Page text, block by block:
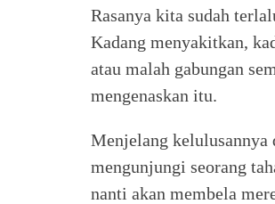
Rasanya kita sudah
Kadang menyakitkan,
atau malah gabungan
mengenaskan itu.
Menjelang kelulusannya
mengunjungi seorang
nanti akan membela